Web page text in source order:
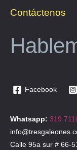
Contáctenos
Facebook
Whatsapp: 319
Calle 95a sur # 66-